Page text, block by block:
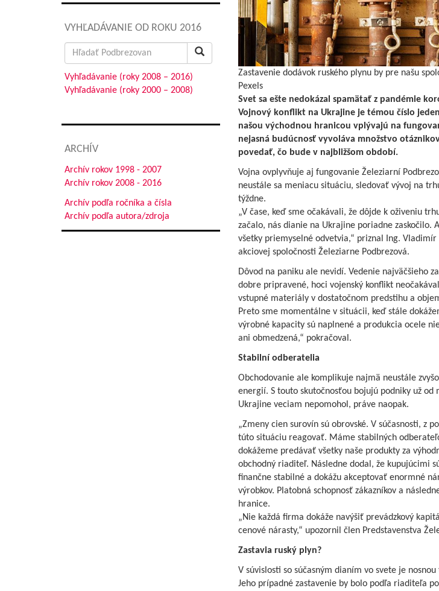
VYHĽADÁVANIE OD ROKU 2016
Search
for:
Vyhľadávanie (roky 2008 – 2016)
Vyhľadávanie (roky 2000 – 2008)
ARCHÍV
Archív rokov 1998 - 2007
Archív rokov 2008 - 2016
Archív podľa ročníka a čísla
Archív podľa autora/zdroja
Zastavenie dodávok ruského plynu by pre našu
Pexels
Svet sa ešte nedokázal spamätať z pandémie
Vojnový konflikt na Ukrajine je témou číslo
našou východnou hranicou vplývajú na
nejasná budúcnosť vyvoláva množstvo
povedať, čo bude v najbližšom období.
Vojna ovplyvňuje aj fungovanie Železiarní
neustále sa meniacu situáciu, sledovať vývoj na
týždne.
„V čase, keď sme očakávali, že dôjde k oživeniu
začalo, nás dianie na Ukrajine poriadne zaskočilo.
všetky priemyselné odvetvia,“ priznal Ing.
akciovej spoločnosti Železiarne Podbrezová.
Dôvod na paniku ale nevidí. Vedenie najväčšieho
dobre pripravené, hoci vojenský konflikt
vstupné materiály v dostatočnom predstihu a
Preto sme momentálne v situácii, keď stále
výrobné kapacity sú naplnené a produkcia ocele
ani obmedzená,“ pokračoval.
Stabilní odberatelia
Obchodovanie ale komplikuje najmä neustále
energií. S touto skutočnosťou bojujú podniky už od
Ukrajine veciam nepomohol, práve naopak.
„Zmeny cien surovín sú obrovské. V súčasnosti, z
túto situáciu reagovať. Máme stabilných
dokážeme predávať všetky naše produkty za
obchodný riaditeľ. Následne dodal, že kupujúcimi
finančne stabilné a dokážu akceptovať enormné
výrobkov. Platobná schopnosť zákazníkov a
hranice.
„Nie každá firma dokáže navýšiť prevádzkový
cenové nárasty,“ upozornil člen Predstavenstva
Zastavia ruský plyn?
V súvislosti so súčasným dianím vo svete je
Jeho prípadné zastavenie by bolo podľa riaditeľa